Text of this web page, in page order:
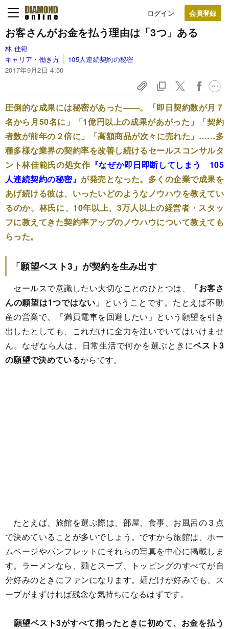
ログイン
お客さんがお金を払う理由は「3つ」ある
林 佳範
キャリア・働き方
105人連続契約の秘密
2017年9月2日 4:50
圧倒的な成果には秘密があった――。「即日契約数が月７
名から月50名に」「1億円以上の成果があがった」「契約
者数が前年の２倍に」「高額商品が次々に売れた」……多
種多様な業界の契約率を改善し続けるセールスコンサルタ
ント林佳範氏の処女作『なぜか即日即断してしまう 105
人連続契約の秘密』が発売となった。多くの企業で成果を
あげ続ける彼は、いったいどのようなノウハウを教えてい
るのか。林氏に、10年以上、3万人以上の経営者・スタッ
フに教えてきた契約率アップのノウハウについて教えても
らった。
「願望ベスト3」が契約を生み出す
セールスで意識したい大切なことのひとつは、
「お客さ
んの願望は1つではない」 ということです。たとえば不動
産の営業で、「満員電車を回避したい」という願望を引き
出したとしても、これだけに全力を注いでいてはいけませ
ん。なぜなら人は、日常生活で何かを選ぶときにベスト3
の願望で決めているからです。
たとえば、旅館を選ぶ際は、部屋、食事、お風呂の３点
で決めていることが多いでしょう。ですから旅館は、ホー
ムページやパンフレットにそれらの写真を中心に掲載しま
す。ラーメンなら、麺とスープ、トッピングのすべてが自
分好みのときにファンになります。麺だけが好みでも、ス
ープがまずければ残念な気持ちになるはずです。
願望ベスト3がすべて揃ったときに初めて、お金を払う